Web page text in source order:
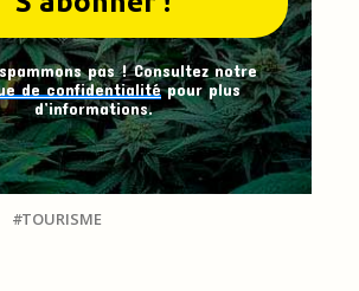
pas ! Consultez notre
de confidentialitépour plus
d’informations.
TOURISME